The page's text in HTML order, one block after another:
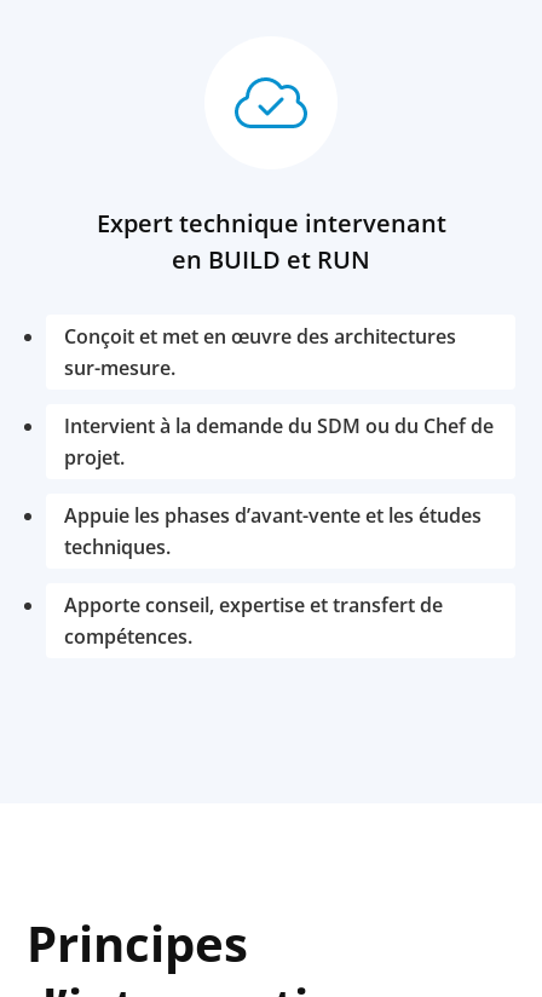
Expert technique intervenant
en BUILD et RUN
Conçoit et met en œuvre des architectures
sur-mesure.
Intervient à la demande du SDM ou du Chef de
projet.
Appuie les phases d’avant-vente et les études
techniques.
Apporte conseil, expertise et transfert de
compétences.
Principes